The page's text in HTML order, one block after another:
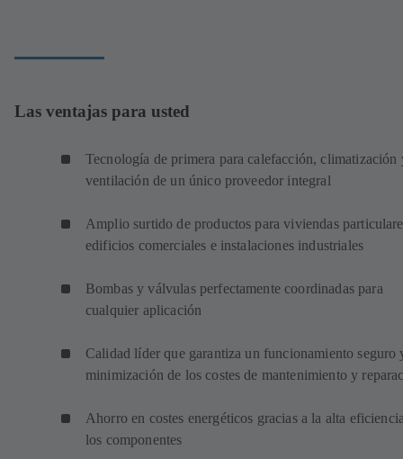
Las ventajas para usted
Tecnología de primera para calefacción, climatización
ventilación de un único proveedor integral
Amplio surtido de productos para viviendas
edificios comerciales e instalaciones industriales
Bombas y válvulas perfectamente coordinadas para
cualquier aplicación
Calidad líder que garantiza un funcionamiento seguro
minimización de los costes de mantenimiento y
Ahorro en costes energéticos gracias a la alta
los componentes